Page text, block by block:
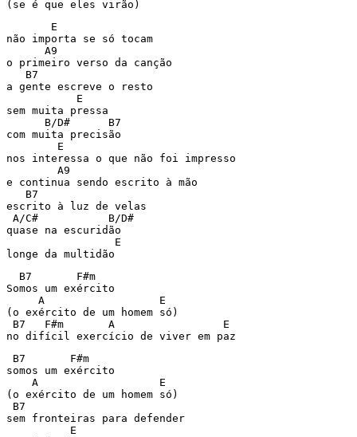
       E
não importa se só tocam
      A9
o primeiro verso da canção
   B7
a gente escreve o resto
           E
sem muita pressa
      B/D#      B7
com muita precisão
        E
nos interessa o que não foi impresso
        A9
e continua sendo escrito à mão
   B7
escrito à luz de velas
A/C#           B/D#
quase na escuridão
                 E
  B7       F#m
Somos um exército
     A                  E
(o exército de um homem só)
B7   F#m       A                 E
B7       F#m
somos um exército
    A                   E
(o exército de um homem só)
B7
sem fronteiras para defender
          E